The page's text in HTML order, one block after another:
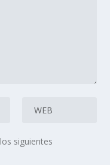
siguientes